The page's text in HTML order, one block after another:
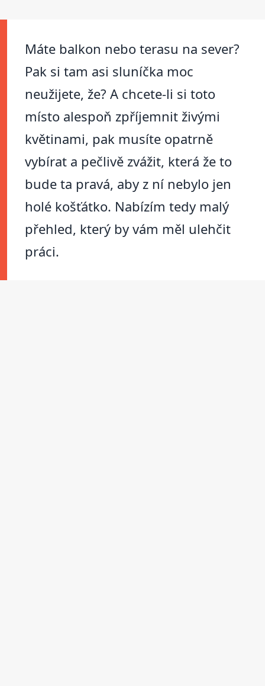
Máte balkon nebo terasu na sever?
Pak si tam asi sluníčka moc
neužijete, že? A chcete-li si toto
místo alespoň zpříjemnit živými
květinami, pak musíte opatrně
vybírat a pečlivě zvážit, která že to
bude ta pravá, aby z ní nebylo jen
holé košťátko. Nabízím tedy malý
přehled, který by vám měl ulehčit
práci.